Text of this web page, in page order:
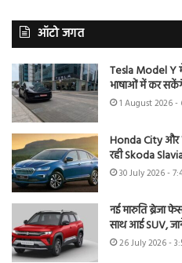
ऑटो जगत
Tesla Model Y
भाषाओं में कर
1 August 2026 -
Honda City और
रही Skoda
30 July 2026 -
नई मारुति ब्रेजा
साथ आई SUV,
26 July 2026 -